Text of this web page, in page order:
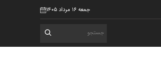
جمعه ۱۶ مرداد ۱۴۰۵